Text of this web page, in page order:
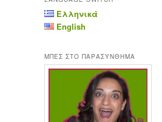
Ελληνικά
English
ΜΠΕΣ ΣΤΟ ΠΑΡΑΣΥΝΘΗΜΑ